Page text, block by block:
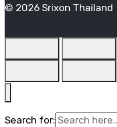
© 2026 Srixon Thailand
Search for: